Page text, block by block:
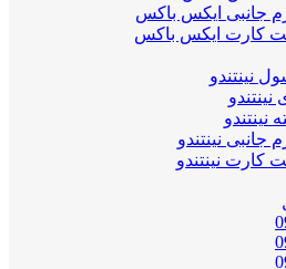
جانبی ایکس باکس
کارت ایکس باکس
نینتندو
نینتندو
نینتندو
جانبی نینتندو
کارت نینتندو